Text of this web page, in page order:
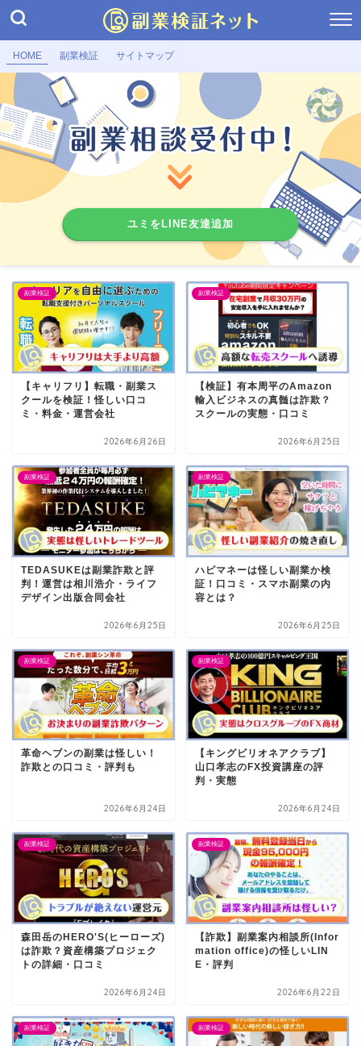
HOME 副業検証 サイトマップ
ユミをLINE友達追加
副業検証
【キャリフリ】転職・副業ス
クールを検証！怪しい口コ
ミ・料金・運営会社
2026年6月26日
副業検証
【検証】有本周平のAmazon
輸入ビジネスの真髄は詐欺？
スクールの実態・口コミ
2026年6月25日
副業検証
TEDASUKEは副業詐欺と評
判！運営は相川浩介・ライフ
デザイン出版合同会社
2026年6月25日
副業検証
ハピマネーは怪しい副業か検
証！口コミ・スマホ副業の内
容とは？
2026年6月25日
副業検証
革命ヘブンの副業は怪しい！
詐欺との口コミ・評判も
2026年6月24日
副業検証
【キングビリオネアクラブ】
山口孝志のFX投資講座の評
判・実態
2026年6月24日
副業検証
森田岳のHERO'S(ヒーローズ)
は詐欺？資産構築プロジェク
トの詳細・口コミ
2026年6月24日
副業検証
【詐欺】副業案内相談所(Infor
mation office)の怪しいLIN
E・評判
2026年6月22日
副業検証 副業検証